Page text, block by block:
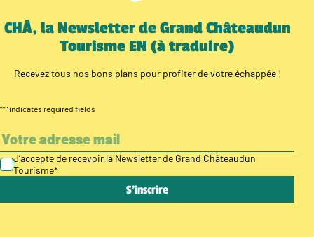
CHÂ, la Newsletter de Grand Châteaudun
Tourisme EN (à traduire)
Recevez tous nos bons plans pour profiter de votre échappée !
"*" indicates required fields
J’accepte de recevoir la Newsletter de Grand Châteaudun
Tourisme*